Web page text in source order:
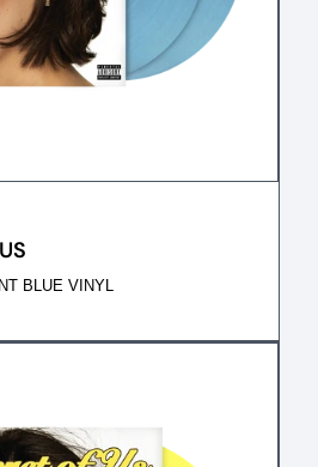
BLUE VINYL